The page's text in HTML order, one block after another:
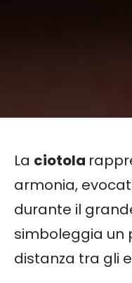
La ciotola
armonia,
durante il
simboleggia un
distanza tra gli